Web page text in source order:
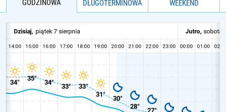
GODZINOWA
DŁUGOTERMINOWA
WEEKEND